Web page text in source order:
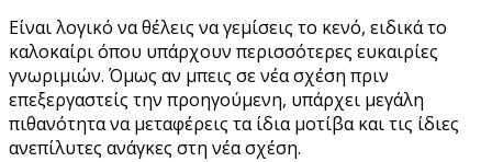
Είναι λογικό να θέλεις να γεμίσεις το κενό, ειδικά το
καλοκαίρι όπου υπάρχουν περισσότερες ευκαιρίες
γνωριμιών. Όμως αν μπεις σε νέα σχέση πριν
επεξεργαστείς την προηγούμενη, υπάρχει μεγάλη
πιθανότητα να μεταφέρεις τα ίδια μοτίβα και τις ίδιες
ανεπίλυτες ανάγκες στη νέα σχέση.